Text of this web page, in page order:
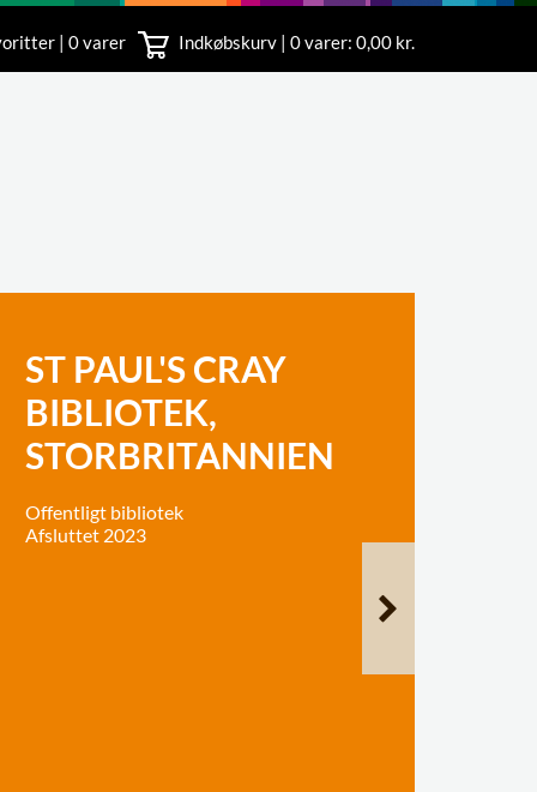
| 0 varer Indkøbskurv | 0varer: 0,00 kr.
11
ST PAUL'S CRAY
BIBLIOTEK,
STORBRITANNIEN
Offentligt bibliotek
Afsluttet 2023